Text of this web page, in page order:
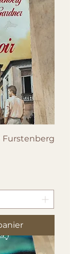
Furstenberg